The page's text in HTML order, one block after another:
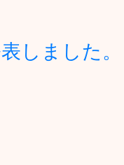
しました。